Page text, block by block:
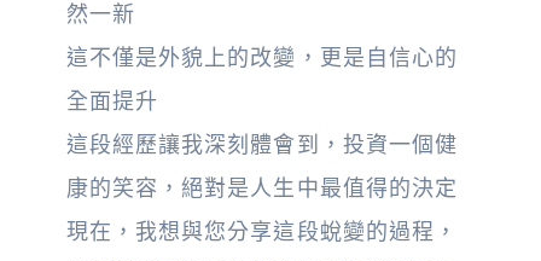
然一新
這不僅是外貌上的改變，更是自信心的
全面提升
這段經歷讓我深刻體會到，投資一個健
康的笑容，絕對是人生中最值得的決定
現在，我想與您分享這段蛻變的過程，